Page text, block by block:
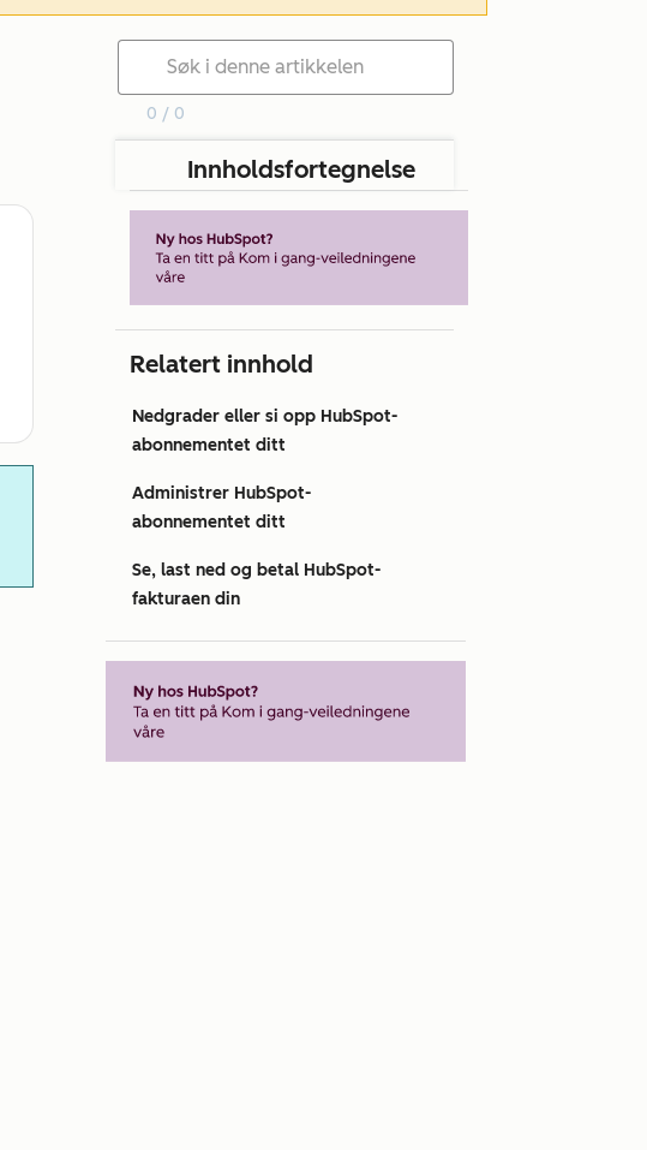
0 / 0
Innholdsfortegnelse
Relatert innhold
Nedgrader eller si opp HubSpot-
abonnementet ditt
Administrer HubSpot-
abonnementet ditt
Se, last ned og betal HubSpot-
fakturaen din